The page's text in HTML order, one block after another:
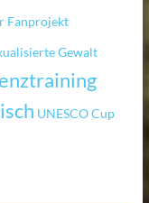
Fanprojekt
Gewalt
UNESCO Cup